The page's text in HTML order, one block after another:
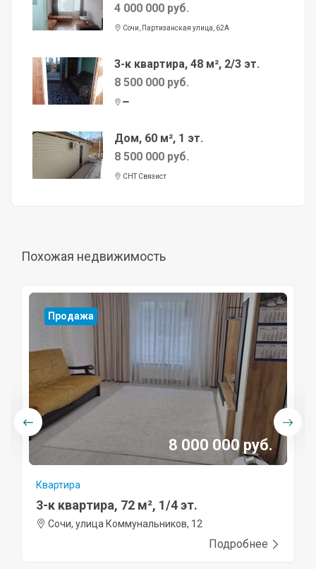
4 000 000 руб.
Сочи, Партизанская улица, 62А
3-к квартира, 48 м², 2/3 эт.
8 500 000 руб.
Дом, 60 м², 1 эт.
8 500 000 руб.
СНТ Связист
Похожая недвижимость
Продажа
8 000 000 руб.
Квартира
3-к квартира, 72 м², 1/4 эт.
Сочи, улица Коммунальников, 12
Подробнее